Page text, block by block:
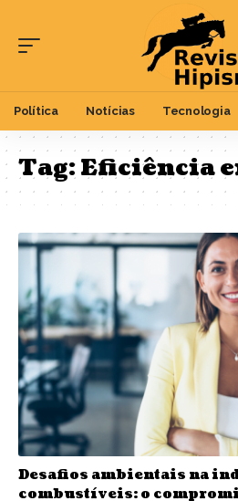
Política Notícias Tecnologia
Tag:Eficiência
Desafios ambientais na
combustíveis: o